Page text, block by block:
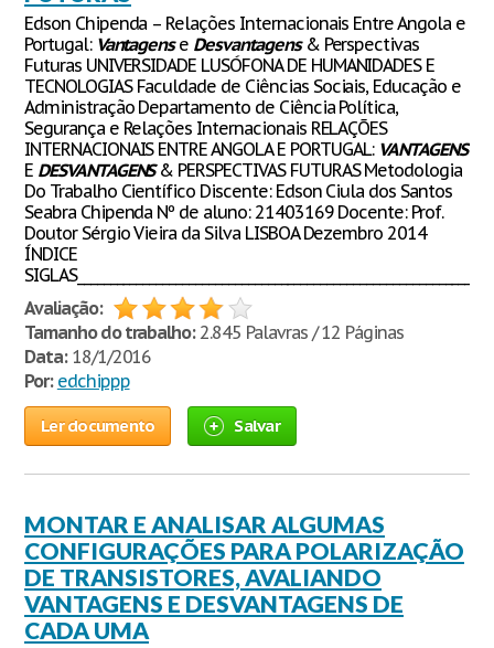
Edson Chipenda – Relações Internacionais Entre Angola e
Portugal: Vantagense Desvantagens& Perspectivas
Futuras UNIVERSIDADE LUSÓFONA DE HUMANIDADES E
TECNOLOGIAS Faculdade de Ciências Sociais, Educação e
Administração Departamento de Ciência Política,
Segurança e Relações Internacionais RELAÇÕES
INTERNACIONAIS ENTRE ANGOLA E PORTUGAL: VANTAGENS
E DESVANTAGENS& PERSPECTIVAS FUTURAS Metodologia
Do Trabalho Científico Discente: Edson Ciula dos Santos
Seabra Chipenda Nº de aluno: 21403169 Docente: Prof.
Doutor Sérgio Vieira da Silva LISBOA Dezembro 2014
ÍNDICE
SIGLAS______________________________________________________________3
Avaliação:
Tamanho do trabalho:2.845 Palavras / 12 Páginas
Data:18/1/2016
Por: edchippp
Ler documento Salvar
MONTAR E ANALISAR ALGUMAS
CONFIGURAÇÕES PARA POLARIZAÇÃO
DE TRANSISTORES, AVALIANDO
VANTAGENS E DESVANTAGENS DE
CADA UMA